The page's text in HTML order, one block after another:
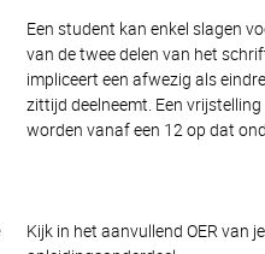
Een student kan enkel slagen
van de twee delen van het
impliceert een afwezig als
zittijd deelneemt. Een
worden vanaf een 12 op dat
Kijk in het aanvullend OER van